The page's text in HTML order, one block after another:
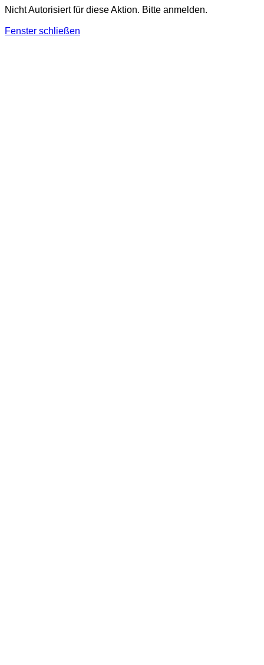
Nicht Autorisiert für diese Aktion. Bitte anmelden.
Fenster schließen